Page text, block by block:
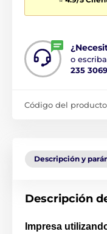
o
235 3069
Código del
Descripción y
Descripción
Impresa